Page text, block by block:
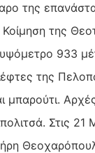
της
της
933
της
μπαρούτι.
Στις